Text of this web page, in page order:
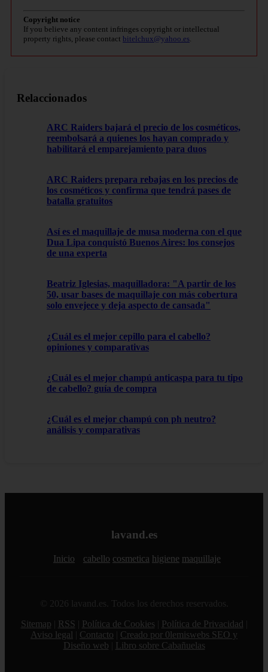
Copyright notice
If you believe any content infringes copyright or intellectual
property rights, please contact bitelchux@yahoo.es.
Relaccionados
ARC Raiders bajará el precio de los cosméticos,
reembolsará a quienes los hayan comprado y
habilitará el emparejamiento para duos
ARC Raiders prepara rebajas en los precios de
los cosméticos y confirma que tendrá pases de
batalla gratuitos
Así es el maquillaje de musa moderna con el que
Dua Lipa conquistó Buenos Aires: los consejos
de una experta
Beatriz Iglesias, maquilladora: "A partir de los
50, usar bases de maquillaje con más cobertura
solo envejece y deja aspecto de cansada"
¿Cuál es el mejor cepillo para el cabello?
opiniones y comparativas
¿Cuál es el mejor champú anticaspa para tu tipo
de cabello? guía de compra
¿Cuál es el mejor champú con ph neutro?
análisis y comparativas
lavand.es
Inicio cabello cosmetica higiene maquillaje
© 2026 lavand.es. Todos los derechos reservados.
Sitemap
RSS Política de Cookies Política de Privacidad
Aviso legal
Contacto
Creado por 0lemiswebs SEO y
Diseño web
Libro sobre Cabañuelas